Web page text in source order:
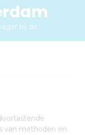
bij de
van methoden en